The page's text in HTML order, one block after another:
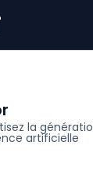
la
artificielle